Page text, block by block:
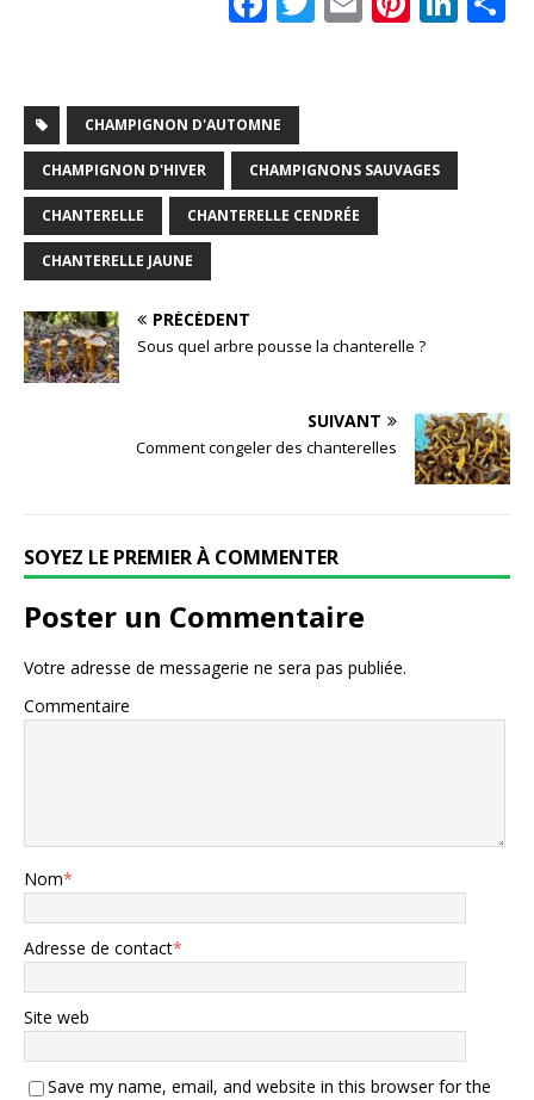
e
b
o
o
r e
st
CHAMPIGNON D'AUTOMNE
CHAMPIGNON D'HIVER CHAMPIGNONS SAUVAGES
CHANTERELLE CHANTERELLE CENDRÉE
CHANTERELLE JAUNE
PRÉCÉDENT
Sous quel arbre pousse la chanterelle ?
SUIVANT
Comment congeler des chanterelles
SOYEZ LE PREMIER À COMMENTER
Poster un Commentaire
Votre adresse de messagerie ne sera pas publiée.
Commentaire
Nom*
Adresse de contact*
Site web
Save my name, email, and website in this browser for the